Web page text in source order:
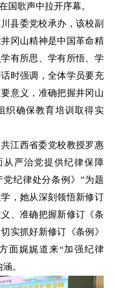
歌声中拉开序幕。
委党校承办，该校副
冈山精神是中国革命精
有所思、学有所悟、学
时强调，全体学员要充
意义，准确把握井冈山
织确保教育培训取得实
西省委党校教授罗惠
严治党提供纪律保障
纪律处分条例》”为题
，她从深刻领悟新修订
、准确把握新修订《条
实抓好新修订《条例》
面娓娓道来“加强纪律
。